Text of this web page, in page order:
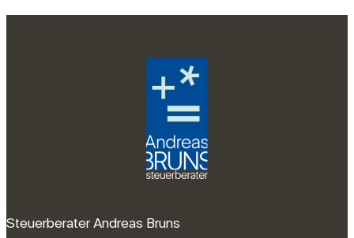
Steuerberater Andreas Bruns